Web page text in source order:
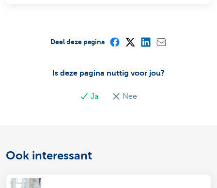
Is deze pagina nuttig voor jou?
Ja Nee
Deel deze pagina
Ook interessant